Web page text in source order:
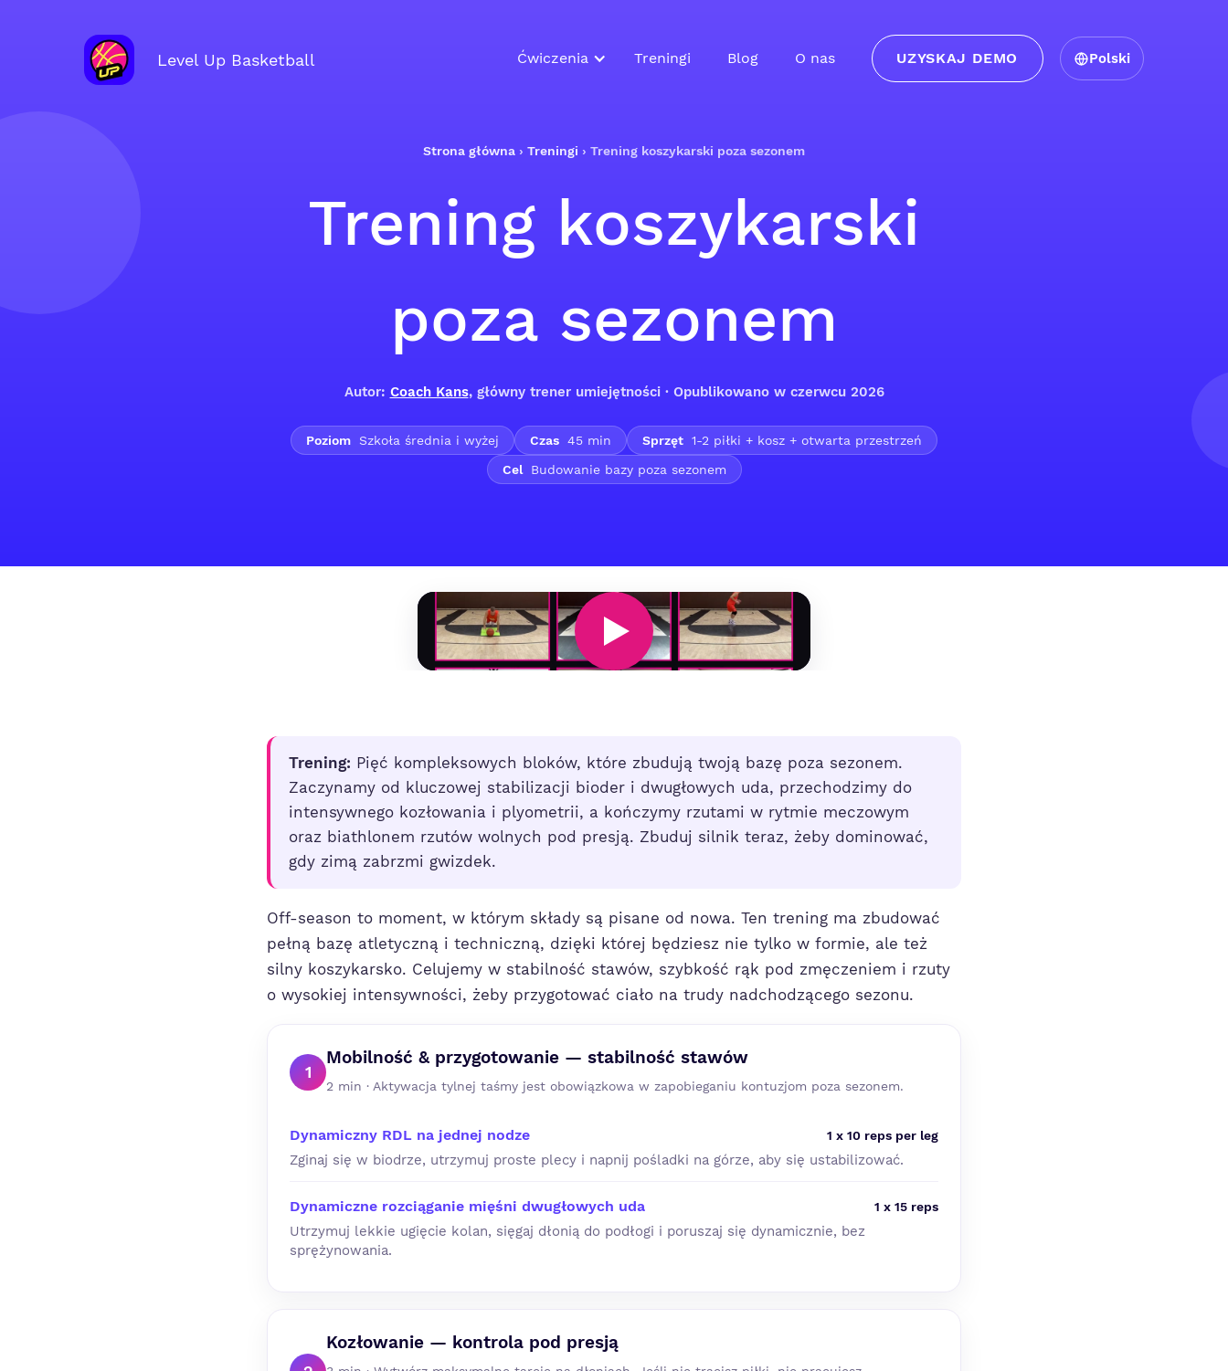
Level Up Basketball Ćwiczenia Treningi Blog O nas UZYSKAJ DEMO Polski
Strona główna › Treningi › Trening koszykarski poza sezonem
Trening koszykarski
poza sezonem
Autor: Coach Kans, główny trener umiejętności · Opublikowano w czerwcu 2026
Poziom Szkoła średnia i wyżej Czas 45 min Sprzęt 1-2 piłki + kosz + otwarta przestrzeń
Cel
Budowanie bazy poza sezonem
Trening: Pięć kompleksowych bloków, które zbudują twoją bazę poza sezonem.
Zaczynamy od kluczowej stabilizacji bioder i dwugłowych uda, przechodzimy do
intensywnego kozłowania i plyometrii, a kończymy rzutami w rytmie meczowym
oraz biathlonem rzutów wolnych pod presją. Zbuduj silnik teraz, żeby dominować,
gdy zimą zabrzmi gwizdek.
Off-season to moment, w którym składy są pisane od nowa. Ten trening ma zbudować
pełną bazę atletyczną i techniczną, dzięki której będziesz nie tylko w formie, ale też
silny koszykarsko. Celujemy w stabilność stawów, szybkość rąk pod zmęczeniem i rzuty
o wysokiej intensywności, żeby przygotować ciało na trudy nadchodzącego sezonu.
1
Mobilność & przygotowanie — stabilność stawów
2 min · Aktywacja tylnej taśmy jest obowiązkowa w zapobieganiu kontuzjom poza sezonem.
Dynamiczny RDL na jednej nodze 1 x 10 reps per leg
Zginaj się w biodrze, utrzymuj proste plecy i napnij pośladki na górze, aby się ustabilizować.
Dynamiczne rozciąganie mięśni dwugłowych uda 1 x 15 reps
Utrzymuj lekkie ugięcie kolan, sięgaj dłonią do podłogi i poruszaj się dynamicznie, bez
sprężynowania.
Kozłowanie — kontrola pod presją